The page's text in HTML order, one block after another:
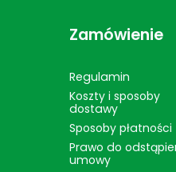
Zamówienie
Regulamin
Koszty i sposoby
dostawy
Sposoby płatności
Prawo do
umowy